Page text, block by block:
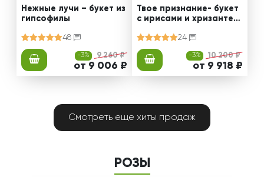
Нежные лучи – букет из
гипсофилы
48
-3% 9 260 ₽
от 9 006 ₽
Твое признание- букет
с ирисами и хризантем
24
-3% 10 200 ₽
от 9 918 ₽
Смотреть еще хиты продаж
РОЗЫ